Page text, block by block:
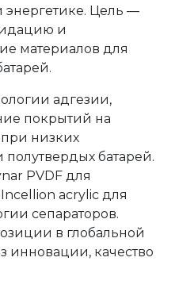
энергетике. Цель —
и
материалов для
адгезии,
покрытий на
низких
полутвердых батарей.
PVDF для
acrylic для
сепараторов.
в глобальной
инновации, качество